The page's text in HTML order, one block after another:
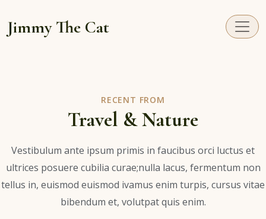
Jimmy The Cat
RECENT FROM
Travel & Nature
Vestibulum ante ipsum primis in faucibus orci luctus et
ultrices posuere cubilia curae;nulla lacus, fermentum non
tellus in, euismod euismod ivamus enim turpis, cursus vitae
bibendum et, volutpat quis enim.